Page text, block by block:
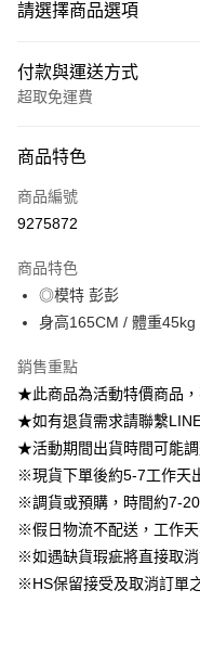
請選擇商品選項
付款與運送方式
超取免運費
信用卡一次付款
信用卡分期付款
合作金庫商業銀行
華南商業銀行
上海商業儲蓄銀行
臺灣中小企業銀行
匯豐（台灣）商業銀行
聯邦商業銀行
元大商業銀行
台新國際商業銀行
台灣樂天信用卡公司
6 期 0 利率 每期
華南商業銀行
上海商業儲蓄銀行
國泰世華商業銀行
臺灣中小企業銀行
匯豐（台灣）商業銀行
聯邦商業銀行
元大商業銀行
玉山商業銀行
台灣樂天信用卡公司
12 期 0 利率 每期
華南商業銀行
上海商業儲蓄銀行
國泰世華商業銀行
臺灣中小企業銀行
匯豐（台灣）商業銀行
聯邦商業銀行
元大商業銀行
玉山商業銀行
台新國際商業銀行
合作金庫商業銀行
華南商業銀行
上海商業儲蓄銀行
兆豐國際商業銀行
台中商業銀行
華泰商業銀行
遠東國際商業銀行
永豐商業銀行
星展（台灣）商業銀行
中國信託商業銀行
LINE Pay
Apple Pay
街口支付
悠遊付
大哥付你分期
相關說明
【大哥付你分期使用說明】
商品特色
商品編號
9275872
商品特色
◎模特 彭彭
身高165CM / 體重45kg
銷售重點
★此商品為活動特價商品
★如有退貨需求請聯繫
★活動期間出貨時間可能
※現貨下單後約5-7工作天
※調貨或預購，時間約7-20
※假日物流不配送，工作天
※如遇缺貨瑕疵將直接取消
※HS保留接受及取消訂單